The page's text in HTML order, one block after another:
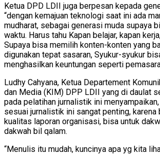
Ketua DPD LDII juga berpesan kepada
“dengan kemajuan teknologi saat ini ada
mudharat, sebagai generasi muda supaya
waktu. Harus tahu Kapan belajar, kapan
Supaya bisa memilih konten-konten yang
digunakan tepat sasaran, Syukur-syukur
menghasilkan keuntungan seperti
Ludhy Cahyana, Ketua Departement
dan Media (KIM) DPP LDII yang di daulat
pada pelatihan jurnalistik ini
sesuai jurnalistik ini sangat penting, karena
kualitas laporan organisasi, bisa untuk
dakwah bil qalam.
“Menulis itu mudah, kuncinya apa yg kita